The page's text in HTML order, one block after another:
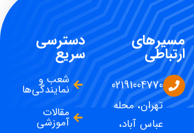
مسیرهای
ارتباطی
02191004770
تهران، محله
عباس آباد،
دسترسی
سریع
شعب و
نمایندگی‌ها
مقالات
آموزشی